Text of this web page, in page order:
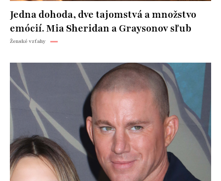
Jedna dohoda, dve tajomstvá a množstvo
emócií. Mia Sheridan a Graysonov sľub
Ženské vzťahy